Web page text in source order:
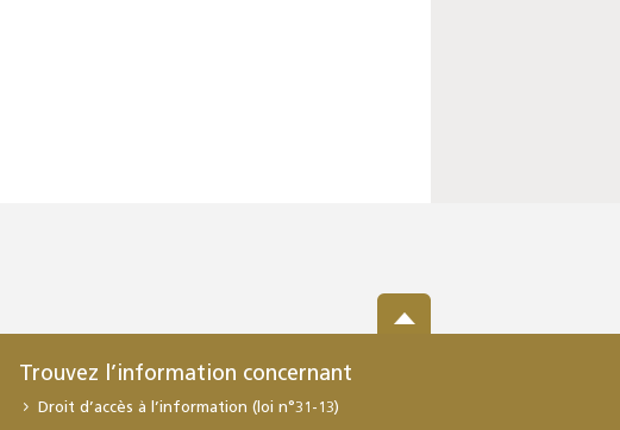
Trouvez l’information concernant
Droit d’accès à l’information (loi n°31-13)